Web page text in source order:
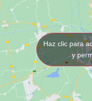
Haz clic para
y